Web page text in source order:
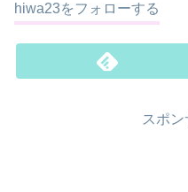
hiwa23をフォローする
スポン